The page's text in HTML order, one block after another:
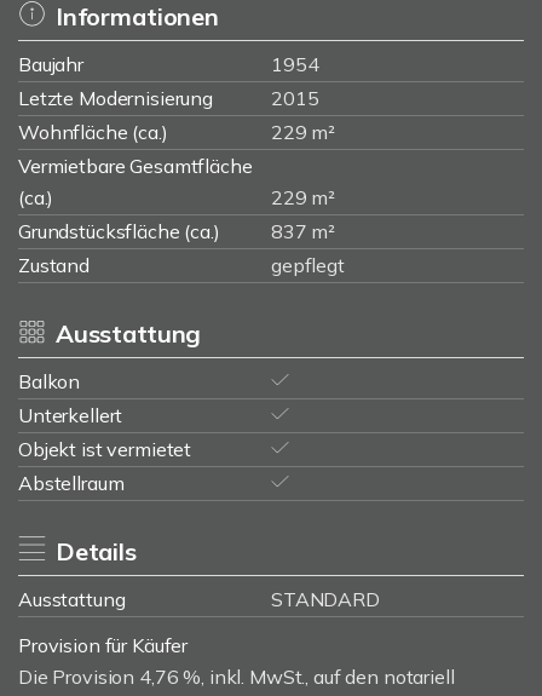
Informationen
Baujahr
1954
Letzte Modernisierung
2015
Wohnfläche (ca.)
229 m²
Vermietbare Gesamtfläche
(ca.)
229 m²
Grundstücksfläche (ca.)
837 m²
Zustand
gepflegt
Ausstattung
Balkon
Unterkellert
Objekt ist vermietet
Abstellraum
Details
Ausstattung
STANDARD
Provision für Käufer
Die Provision 4,76 %, inkl. MwSt., auf den notariell